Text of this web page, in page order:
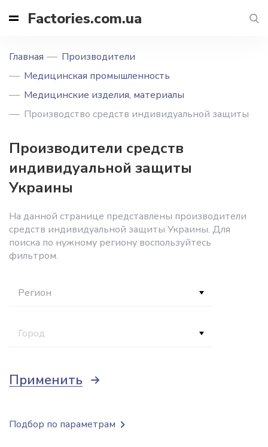
Factories.com.ua
Главная
Производители
Медицинская промышленность
Медицинские изделия, материалы
Производство средств индивидуальной защиты
Производители средств
индивидуальной защиты
Украины
На данной странице представлены производители
средств индивидуальной защиты Украины. Для
поиска по нужному региону воспользуйтесь
фильтром.
Регион
Город
Применить
Подбор по параметрам